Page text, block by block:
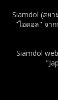
Siamdol (สย
"ไอดอล" จา
Siamdol